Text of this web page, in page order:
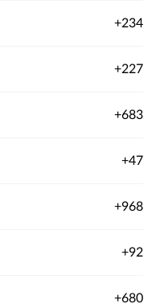
+234
+227
+683
+47
+968
+92
+680